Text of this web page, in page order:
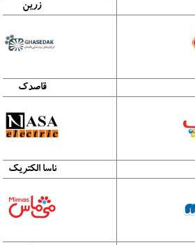
زرین
قاصدک
ناسا الکتریک